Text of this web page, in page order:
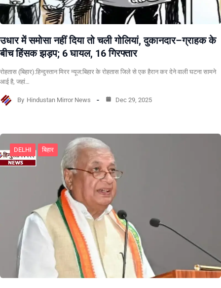
उधार में समोसा नहीं दिया तो चली गोलियां, दुकानदार–ग्राहक के
बीच हिंसक झड़प; 6 घायल, 16 गिरफ्तार
रोहतास (बिहार):हिन्दुस्तान मिरर न्यूज:बिहार के रोहतास जिले से एक हैरान कर देने वाली घटना सामने
आई है, जहां…
By Hindustan Mirror News Dec 29, 2025
DELHI बिहार